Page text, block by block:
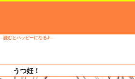
─読むとハッピーになる♪─
うつ妊！